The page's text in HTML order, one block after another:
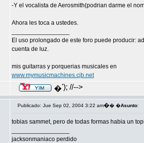
-Y el vocalista de Aerosmith(podrian darme el
Ahora les toca a ustedes.
El uso prolongado de este foro puede producir:
cuenta de luz.
mis guitarras y porquerias musicales en
www.mymusicmachines.cjb.net
�'); //-->
Publicado: Jue Sep 02, 2004 3:22 am�� �Asunto:
tobias sammet, pero de todas formas habia un
jacksonmaniaco perdido